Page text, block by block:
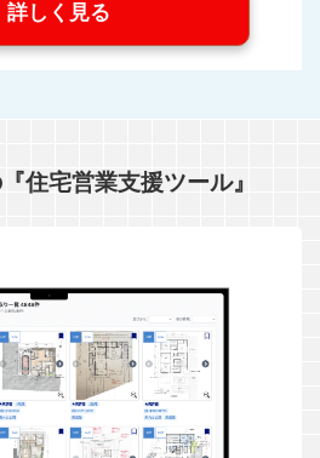
しく見る
住宅営業支援ツール』